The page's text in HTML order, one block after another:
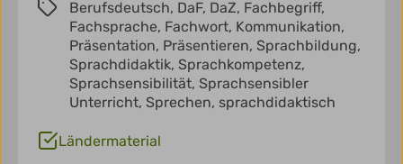
Berufsdeutsch, DaF, DaZ, Fachbegriff,
Fachsprache, Fachwort, Kommunikation,
Präsentation, Präsentieren, Sprachbildung,
Sprachdidaktik, Sprachkompetenz,
Sprachsensibilität, Sprachsensibler
Unterricht, Sprechen, sprachdidaktisch
Ländermaterial